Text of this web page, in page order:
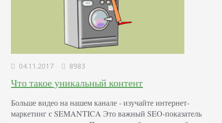
04.11.2017 8983
Что такое уникальный контент
Больше видео на нашем канале - изучайте интернет-
маркетинг с SEMANTICA Это важный SEO-показатель